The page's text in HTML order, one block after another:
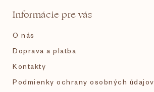
Informácie pre vás
O nás
Doprava a platba
Kontakty
Podmienky ochrany osobných údajov